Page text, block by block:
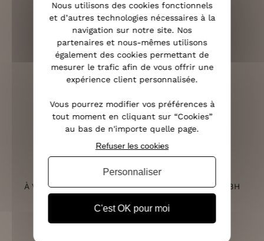
LIVRAISON RAPIDE
OFFERTE DÈS 70€
RETOURS SOUS 14 JOURS
(VOIR LES CONDITIONS)
SERVICE CLIENT
À VOTRE ÉCOUTE DU LUNDI AU SAMEDI DE 10H À 18H
Nous utilisons des cookies fonctionnels
et d’autres technologies nécessaires à la
navigation sur notre site. Nos
partenaires et nous-mêmes utilisons
également des cookies permettant de
mesurer le trafic afin de vous offrir une
expérience client personnalisée.
Vous pourrez modifier vos préférences à
tout moment en cliquant sur “Cookies”
au bas de n'importe quelle page.
C'est OK pour moi
Refuser les cookies
Personnaliser